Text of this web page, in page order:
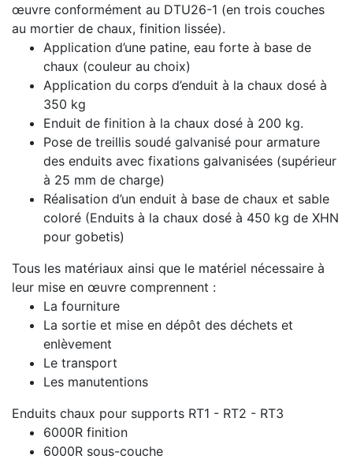
œuvre conformément au DTU26-1 (en trois couches
au mortier de chaux, finition lissée).
Application d’une patine, eau forte à base de
chaux (couleur au choix)
Application du corps d’enduit à la chaux dosé à
350 kg
Enduit de finition à la chaux dosé à 200 kg.
Pose de treillis soudé galvanisé pour armature
des enduits avec fixations galvanisées (supérieur
à 25 mm de charge)
Réalisation d’un enduit à base de chaux et sable
coloré (Enduits à la chaux dosé à 450 kg de XHN
pour gobetis)
Tous les matériaux ainsi que le matériel nécessaire à
leur mise en œuvre comprennent :
La fourniture
La sortie et mise en dépôt des déchets et
enlèvement
Le transport
Les manutentions
Enduits chaux pour supports RT1 - RT2 - RT3
6000R finition
6000R sous-couche